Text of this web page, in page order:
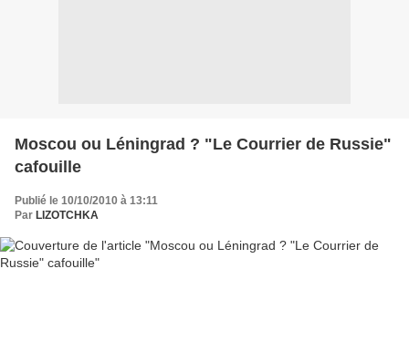
Moscou ou Léningrad ? "Le Courrier de Russie"
cafouille
Publié le 10/10/2010 à 13:11
Par LIZOTCHKA